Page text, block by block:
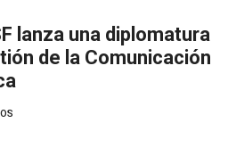
lanza una diplomatura
de la Comunicación